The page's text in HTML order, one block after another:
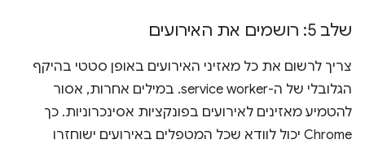
שלב 5: רושמים את האירועים
צריך לרשום את כל מאזיני האירועים באופן סטטי בהיקף
הגלובלי של ה-service worker. במילים אחרות, אסור
להטמיע מאזינים לאירועים בפונקציות אסינכרוניות. כך
Chrome יכול לוודא שכל המטפלים באירועים ישוחזרו